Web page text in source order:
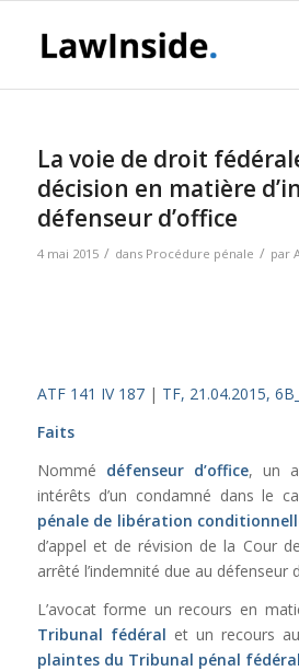
La voie de droit
décision en matière
défenseur d’office
4 mai 2015 / dans Procédure pénale / par
ATF 141 IV 187| TF, 21.04.2015,
Faits
Nommé défenseur d’office, un
intérêts d’un condamné dans le
pénale de libération
d’appel et de révision de la Cour
arrêté l’indemnité due au défenseur
L’avocat forme un recours en
Tribunal fédéral et un recours
plaintes du Tribunal pénal fédéral